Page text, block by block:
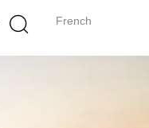
French